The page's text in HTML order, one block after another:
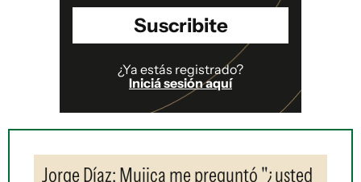
Suscribite
¿Ya estás registrado?
Iniciá sesión aquí
Jorge Díaz: Mujica me preguntó "¿usted